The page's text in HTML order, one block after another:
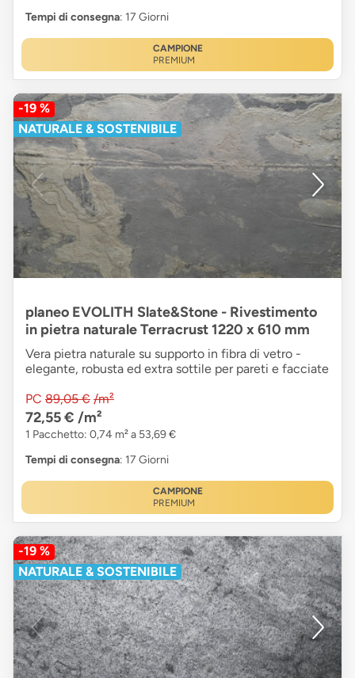
Tempi di consegna: 17 Giorni
CAMPIONE
PREMIUM
-19 %
NATURALE & SOSTENIBILE
planeo EVOLITH Slate&Stone - Rivestimento
in pietra naturale Terracrust 1220 x 610 mm
Vera pietra naturale su supporto in fibra di vetro -
elegante, robusta ed extra sottile per pareti e facciate
PC 89,05 € /m²
72,55 € /m²
1 Pacchetto: 0,74 m² a 53,69 €
Tempi di consegna: 17 Giorni
CAMPIONE
PREMIUM
-19 %
NATURALE & SOSTENIBILE